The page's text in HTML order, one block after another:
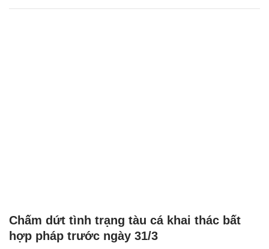
Chấm dứt tình trạng tàu cá khai thác bất
hợp pháp trước ngày 31/3